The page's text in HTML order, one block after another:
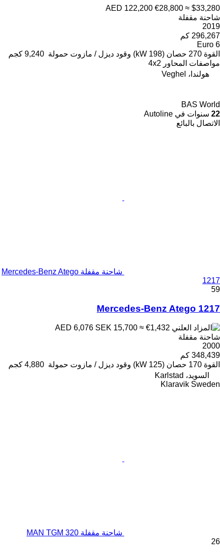
AED 122,200 €28,800 ≈ $33,280
شاحنة مقفلة
2019
296,267 كم
Euro 6
القوة 270 حصان (198 kW) وقود ديزل / مازوت حمولة 9,240 كجم
مواصفات المحاور 4x2
هولندا، Veghel
BAS World
22 سنوات في Autoline
الاتصال بالبائع
شاحنة مقفلة Mercedes-Benz Atego
1217
59
Mercedes-Benz Atego 1217
SEK 15,700 ≈ €1,432
شاحنة مقفلة
2000
348,439 كم
القوة 170 حصان (125 kW) وقود ديزل / مازوت حمولة 4,880 كجم
السويد، Karlstad
Klaravik Sweden
شاحنة مقفلة MAN TGM 320
26